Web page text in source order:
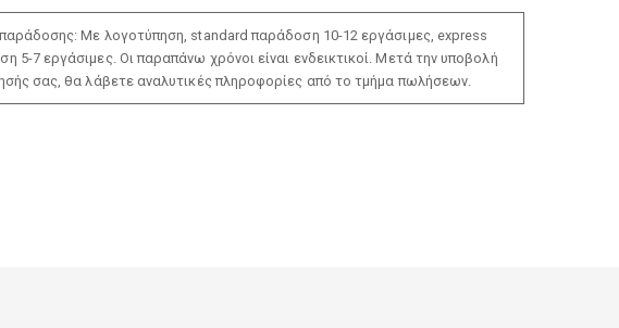
Με λογοτύπηση, standard παράδοση 10-12 εργάσιμες, express
5-7 εργάσιμες. Οι παραπάνω χρόνοι είναι ενδεικτικοί. Μετά την υποβολή
σας, θα λάβετε αναλυτικές πληροφορίες από το τμήμα πωλήσεων.